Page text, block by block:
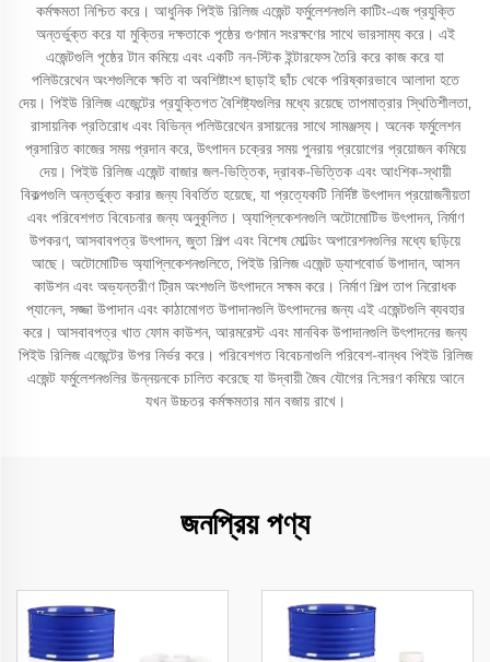
কর্মক্ষমতা নিশ্চিত করে। আধুনিক পিইউ রিলিজ এজেন্ট ফর্মুলেশনগুলি কাটিং-এজ প্রযুক্তি
অন্তর্ভুক্ত করে যা মুক্তির দক্ষতাকে পৃষ্ঠের গুণমান সংরক্ষণের সাথে ভারসাম্য করে। এই
এজেন্টগুলি পৃষ্ঠের টান কমিয়ে এবং একটি নন-স্টিক ইন্টারফেস তৈরি করে কাজ করে যা
পলিউরেথেন অংশগুলিকে ক্ষতি বা অবশিষ্টাংশ ছাড়াই ছাঁচ থেকে পরিষ্কারভাবে আলাদা হতে
দেয়। পিইউ রিলিজ এজেন্টের প্রযুক্তিগত বৈশিষ্ট্যগুলির মধ্যে রয়েছে তাপমাত্রার স্থিতিশীলতা,
রাসায়নিক প্রতিরোধ এবং বিভিন্ন পলিউরেথেন রসায়নের সাথে সামঞ্জস্য। অনেক ফর্মুলেশন
প্রসারিত কাজের সময় প্রদান করে, উৎপাদন চক্রের সময় পুনরায় প্রয়োগের প্রয়োজন কমিয়ে
দেয়। পিইউ রিলিজ এজেন্ট বাজার জল-ভিত্তিক, দ্রাবক-ভিত্তিক এবং আংশিক-স্থায়ী
বিকল্পগুলি অন্তর্ভুক্ত করার জন্য বিবর্তিত হয়েছে, যা প্রত্যেকটি নির্দিষ্ট উৎপাদন প্রয়োজনীয়তা
এবং পরিবেশগত বিবেচনার জন্য অনুকূলিত। অ্যাপ্লিকেশনগুলি অটোমোটিভ উৎপাদন, নির্মাণ
উপকরণ, আসবাবপত্র উৎপাদন, জুতা শিল্প এবং বিশেষ মোল্ডিং অপারেশনগুলির মধ্যে ছড়িয়ে
আছে। অটোমোটিভ অ্যাপ্লিকেশনগুলিতে, পিইউ রিলিজ এজেন্ট ড্যাশবোর্ড উপাদান, আসন
কাউশন এবং অভ্যন্তরীণ ট্রিম অংশগুলি উৎপাদনে সক্ষম করে। নির্মাণ শিল্প তাপ নিরোধক
প্যানেল, সজ্জা উপাদান এবং কাঠামোগত উপাদানগুলি উৎপাদনের জন্য এই এজেন্টগুলি ব্যবহার
করে। আসবাবপত্র খাত ফোম কাউশন, আরমরেস্ট এবং মানবিক উপাদানগুলি উৎপাদনের জন্য
পিইউ রিলিজ এজেন্টের উপর নির্ভর করে। পরিবেশগত বিবেচনাগুলি পরিবেশ-বান্ধব পিইউ রিলিজ
এজেন্ট ফর্মুলেশনগুলির উন্নয়নকে চালিত করেছে যা উদ্বায়ী জৈব যৌগের নি:সরণ কমিয়ে আনে
যখন উচ্চতর কর্মক্ষমতার মান বজায় রাখে।
জনপ্রিয় পণ্য